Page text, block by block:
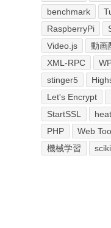
benchmark
RaspberryPi
Video.js
動画
XML-RPC
stinger5
Let's Encrypt
StartSSL
PHP
Web
機械学習